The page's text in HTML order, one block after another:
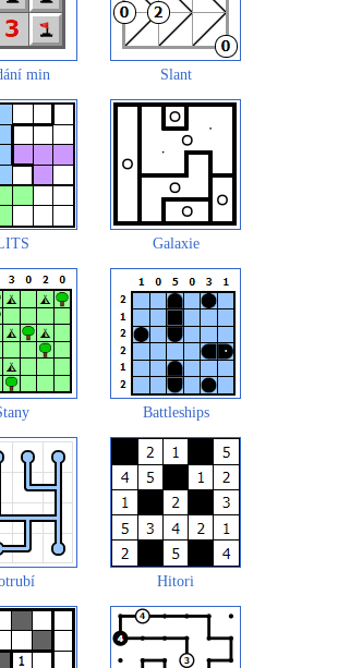
min Slant
Galaxie
Battleships
Hitori